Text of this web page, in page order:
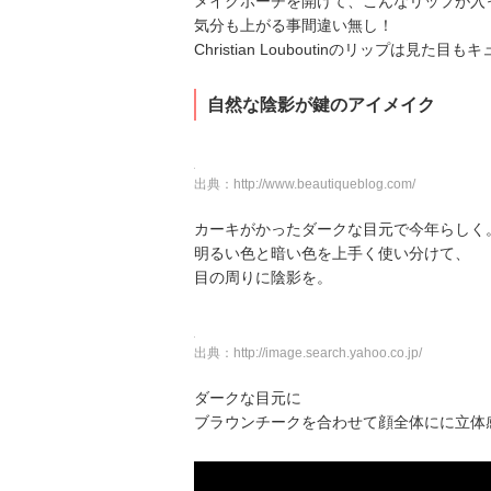
気分も上がる事間違い無し！
Christian Louboutinのリップは見た目もキ
自然な陰影が鍵のアイメイク
出典： http://www.beautiqueblog.com/
カーキがかったダークな目元で今年らしく。
明るい色と暗い色を上手く使い分けて、
目の周りに陰影を。
出典： http://image.search.yahoo.co.jp/
ダークな目元に
ブラウンチークを合わせて顔全体にに立体